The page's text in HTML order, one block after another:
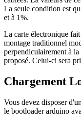
La seule condition est
et à 1%.
La carte électronique
montage traditionnel
perpendiculairement à
proposé. Celui-ci sera
Chargement
Vous devez disposer
le bootloader arduino